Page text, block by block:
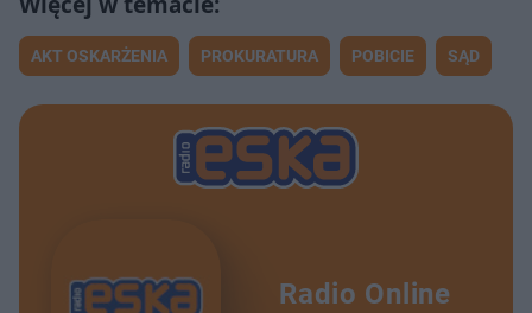
AKT OSKARŻENIA PROKURATURA POBICIE SĄD
Radio Online